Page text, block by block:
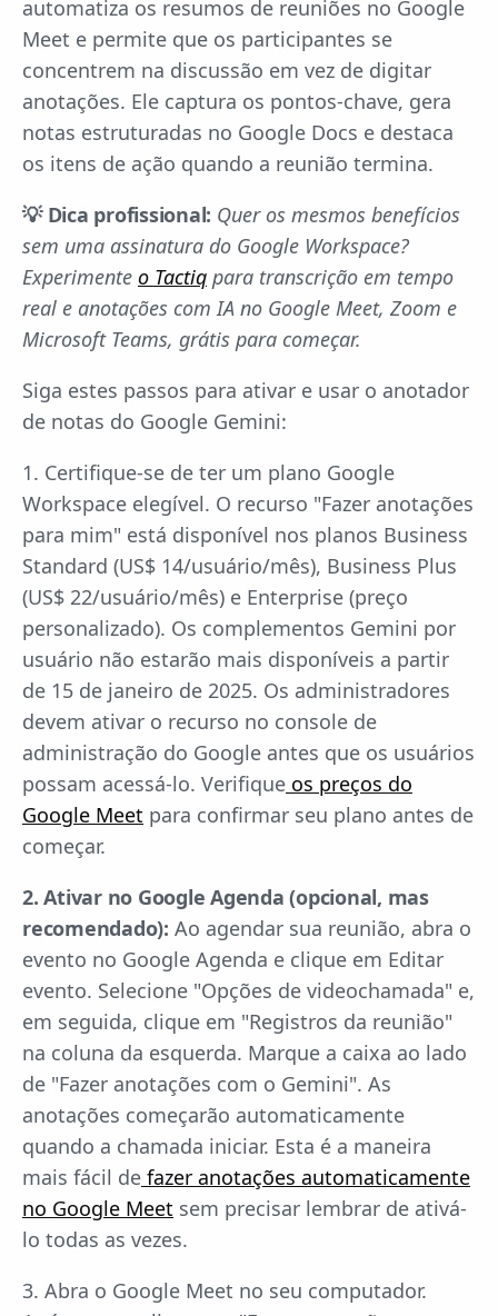
automatiza os resumos de reuniões no Google
Meet e permite que os participantes se
concentrem na discussão em vez de digitar
anotações. Ele captura os pontos-chave, gera
notas estruturadas no Google Docs e destaca
os itens de ação quando a reunião termina.
💡 Dica profissional: Quer os mesmos benefícios
sem uma assinatura do Google Workspace?
Experimente o Tactiq para transcrição em tempo
real e anotações com IA no Google Meet, Zoom e
Microsoft Teams, grátis para começar.
Siga estes passos para ativar e usar o anotador
de notas do Google Gemini:
1. Certifique-se de ter um plano Google
Workspace elegível. O recurso "Fazer anotações
para mim" está disponível nos planos Business
Standard (US$ 14/usuário/mês), Business Plus
(US$ 22/usuário/mês) e Enterprise (preço
personalizado). Os complementos Gemini por
usuário não estarão mais disponíveis a partir
de 15 de janeiro de 2025. Os administradores
devem ativar o recurso no console de
administração do Google antes que os usuários
possam acessá-lo. Verifique os preços do
Google Meet para confirmar seu plano antes de
começar.
2. Ativar no Google Agenda (opcional, mas
recomendado): Ao agendar sua reunião, abra o
evento no Google Agenda e clique em Editar
evento. Selecione "Opções de videochamada" e,
em seguida, clique em "Registros da reunião"
na coluna da esquerda. Marque a caixa ao lado
de "Fazer anotações com o Gemini". As
anotações começarão automaticamente
quando a chamada iniciar. Esta é a maneira
mais fácil de fazer anotações automaticamente
no Google Meet sem precisar lembrar de ativá-
lo todas as vezes.
3. Abra o Google Meet no seu computador.